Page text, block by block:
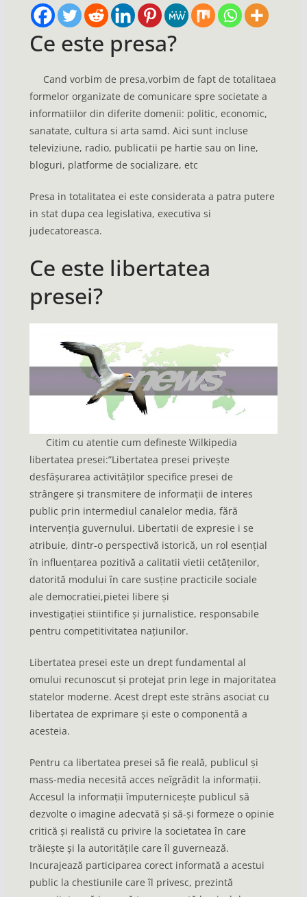
Ce este presa?
Cand vorbim de presa,vorbim de fapt de totalitaea
formelor organizate de comunicare spre societate a
informatiilor din diferite domenii: politic, economic,
sanatate, cultura si arta samd. Aici sunt incluse
televiziune, radio, publicatii pe hartie sau on line,
bloguri, platforme de socializare, etc
Presa in totalitatea ei este considerata a patra putere
in stat dupa cea legislativa, executiva si
judecatoreasca.
Ce este libertatea
presei?
Citim cu atentie cum defineste Wilkipedia
libertatea presei:”Libertatea presei privește
desfășurarea activităților specifice presei de
strângere și transmitere de informații de interes
public prin intermediul canalelor media, fără
intervenția guvernului. Libertatii de expresie i se
atribuie, dintr-o perspectivă istorică, un rol esențial
în influențarea pozitivă a calitatii vietii cetățenilor,
datorită modului în care susține practicile sociale
ale democratiei,pietei libere și
investigației stiintifice și jurnalistice, responsabile
pentru competitivitatea națiunilor.
Libertatea presei este un drept fundamental al
omului recunoscut și protejat prin lege in majoritatea
statelor moderne. Acest drept este strâns asociat cu
libertatea de exprimare și este o componentă a
acesteia.
Pentru ca libertatea presei să fie reală, publicul și
mass-media necesită acces neîgrădit la informații.
Accesul la informații împuternicește publicul să
dezvolte o imagine adecvată și să-și formeze o opinie
critică și realistă cu privire la societatea în care
trăiește și la autoritățile care îl guvernează.
Incurajează participarea corect informată a acestui
public la chestiunile care îl privesc, prezintă